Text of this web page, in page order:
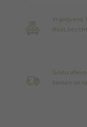
Vrijblijvend
thuis
Gratis
binnen de